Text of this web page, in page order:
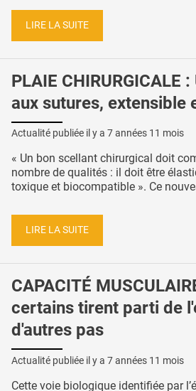
LIRE LA SUITE
PLAIE CHIRURGICALE
aux sutures, extensible
Actualité publiée il y a 7 années 11 mois
« Un bon scellant chirurgical doit
nombre de qualités : il doit être
toxique et biocompatible ». Ce
LIRE LA SUITE
CAPACITÉ
certains tirent parti de
d'autres pas
Actualité publiée il y a 7 années 11 mois
Cette voie biologique identifiée par